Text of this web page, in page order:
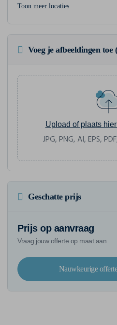
Toon meer locaties
Voeg je afbeeldingen toe
Upload of plaats
JPG, PNG, AI, EPS,
Geschatte prijs
Prijs op aanvraag
Vraag jouw offerte op maat aan
Nauwkeurige